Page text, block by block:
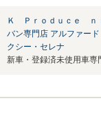
Ｋ Ｐｒｏｄｕｃｅ ｎ
バン専門店 アルファー
クシー・セレナ